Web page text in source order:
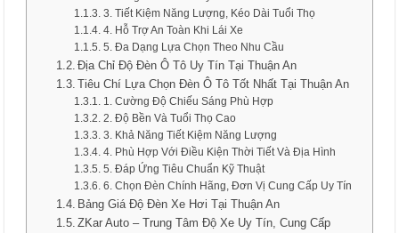
3. Tiết Kiệm Năng Lượng, Kéo Dài Tuổi Thọ
4. Hỗ Trợ An Toàn Khi Lái Xe
5. Đa Dạng Lựa Chọn Theo Nhu Cầu
Địa Chỉ Độ Đèn Ô Tô Uy Tín Tại Thuận An
Tiêu Chí Lựa Chọn Đèn Ô Tô Tốt Nhất Tại Thuận An
1. Cường Độ Chiếu Sáng Phù Hợp
2. Độ Bền Và Tuổi Thọ Cao
3. Khả Năng Tiết Kiệm Năng Lượng
4. Phù Hợp Với Điều Kiện Thời Tiết Và Địa Hình
5. Đáp Ứng Tiêu Chuẩn Kỹ Thuật
6. Chọn Đèn Chính Hãng, Đơn Vị Cung Cấp Uy Tín
Bảng Giá Độ Đèn Xe Hơi Tại Thuận An
ZKar Auto – Trung Tâm Độ Xe Uy Tín, Cung Cấp